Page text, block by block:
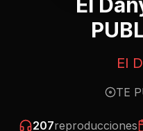
El
TE
207reproducciones